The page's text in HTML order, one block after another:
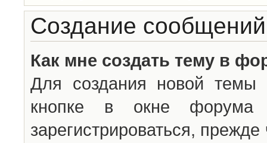
Создание сообщений
Как мне создать тему в
Для создания новой темы
кнопке в окне
зарегистрироваться,